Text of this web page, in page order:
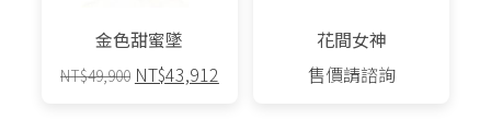
金色甜蜜墜
NT$49,900 原
NT$43,912
花間女神
售價請諮詢